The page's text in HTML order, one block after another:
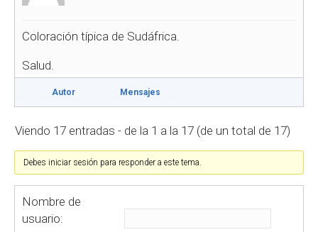
Coloración típica de Sudáfrica.
Salud.
Autor Mensajes
Viendo 17 entradas - de la 1 a la 17 (de un total de 17)
Debes iniciar sesión para responder a este tema.
Nombre de
usuario: